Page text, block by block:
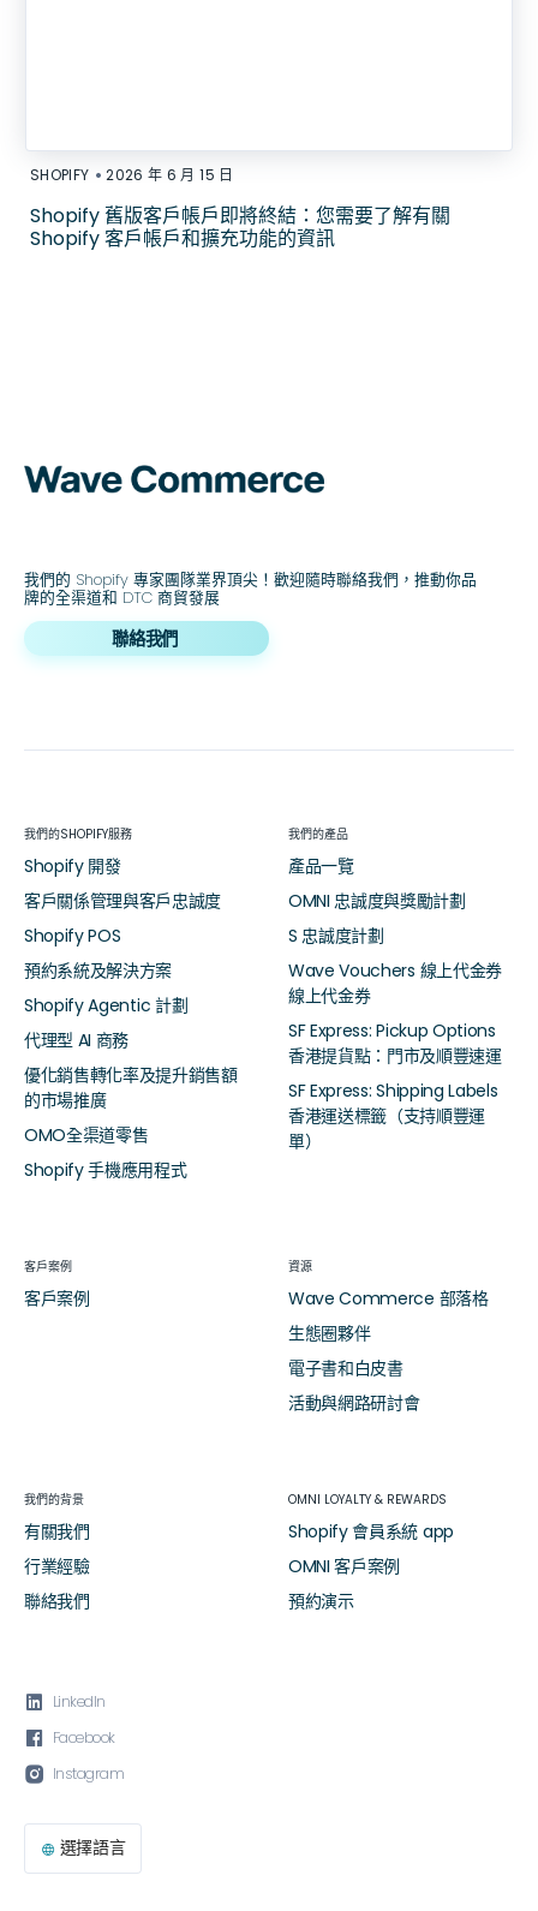
SHOPIFY • 2026 年 6 月 15 日
Shopify 舊版客戶帳戶即將終結：您需要了解有關
Shopify 客戶帳戶和擴充功能的資訊
我們的 Shopify 專家團隊業界頂尖！歡迎隨時聯絡我們，推動你品
牌的全渠道和 DTC 商貿發展
聯絡我們
 LinkedIn
 Facebook
 Instagram
 選擇語言
我們的SHOPIFY服務
Shopify 開發
客戶關係管理與客戶忠誠度
Shopify POS
預約系統及解決方案
Shopify Agentic 計劃
代理型 AI 商務
優化銷售轉化率及提升銷售額
的市場推廣
OMO全渠道零售
Shopify 手機應用程式
我們的產品
產品一覽
OMNI 忠誠度與獎勵計劃
S 忠誠度計劃
Wave Vouchers 線上代金券
線上代金券
SF Express: Pickup Options
香港提貨點：門市及順豐速運
SF Express: Shipping Labels
香港運送標籤（支持順豐運
單）
客戶案例
客戶案例
資源
Wave Commerce 部落格
生態圈夥伴
電子書和白皮書
活動與網路研討會
我們的背景
有關我們
行業經驗
聯絡我們
OMNI LOYALTY & REWARDS
Shopify 會員系統 app
OMNI 客戶案例
預約演示